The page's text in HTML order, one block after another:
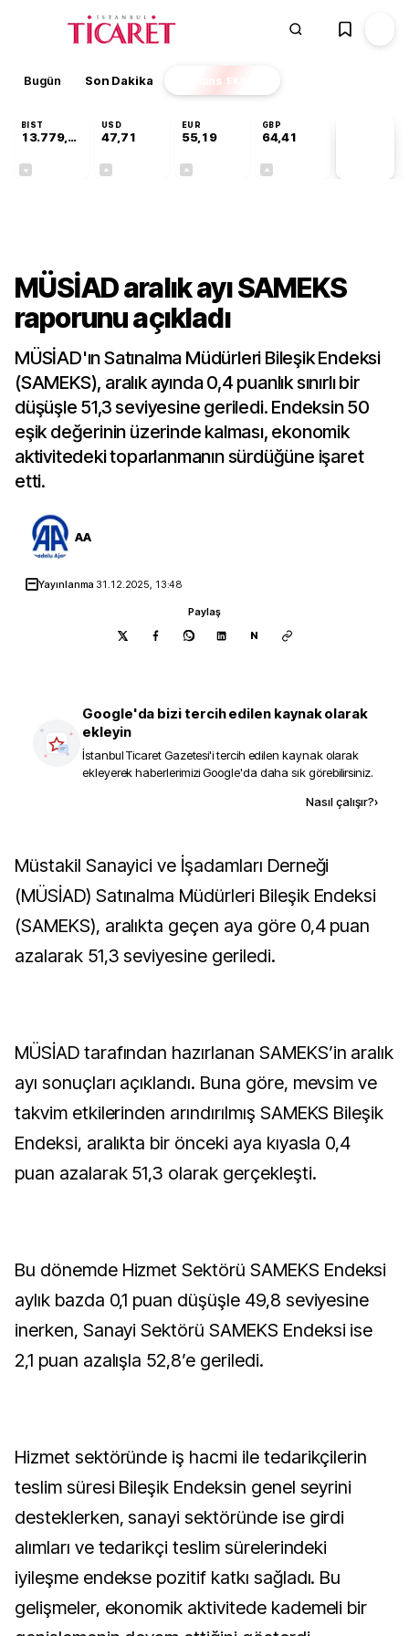
Bugün Son Dakika Finans EKSTRA
BIST
13.779,39
USD
47,71
EUR
55,19
GBP
64,41
MÜSİAD aralık ayı SAMEKS
raporunu açıkladı
MÜSİAD'ın Satınalma Müdürleri Bileşik Endeksi
(SAMEKS), aralık ayında 0,4 puanlık sınırlı bir
düşüşle 51,3 seviyesine geriledi. Endeksin 50
eşik değerinin üzerinde kalması, ekonomik
aktivitedeki toparlanmanın sürdüğüne işaret
etti.
AA
Yayınlanma 31.12.2025, 13:48
Paylaş
N
Google'da bizi tercih edilen kaynak olarak
ekleyin
İstanbul Ticaret Gazetesi'i tercih edilen kaynak olarak
ekleyerek haberlerimizi Google'da daha sık görebilirsiniz.
Nasıl çalışır?›
Müstakil Sanayici ve İşadamları Derneği
(MÜSİAD) Satınalma Müdürleri Bileşik Endeksi
(SAMEKS), aralıkta geçen aya göre 0,4 puan
azalarak 51,3 seviyesine geriledi.
MÜSİAD tarafından hazırlanan SAMEKS’in aralık
ayı sonuçları açıklandı. Buna göre, mevsim ve
takvim etkilerinden arındırılmış SAMEKS Bileşik
Endeksi, aralıkta bir önceki aya kıyasla 0,4
puan azalarak 51,3 olarak gerçekleşti.
Bu dönemde Hizmet Sektörü SAMEKS Endeksi
aylık bazda 0,1 puan düşüşle 49,8 seviyesine
inerken, Sanayi Sektörü SAMEKS Endeksi ise
2,1 puan azalışla 52,8’e geriledi.
Hizmet sektöründe iş hacmi ile tedarikçilerin
teslim süresi Bileşik Endeksin genel seyrini
desteklerken, sanayi sektöründe ise girdi
alımları ve tedarikçi teslim sürelerindeki
iyileşme endekse pozitif katkı sağladı. Bu
gelişmeler, ekonomik aktivitede kademeli bir